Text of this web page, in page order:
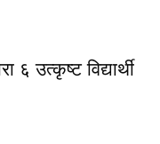
६ उत्कृष्ट विद्यार्थी